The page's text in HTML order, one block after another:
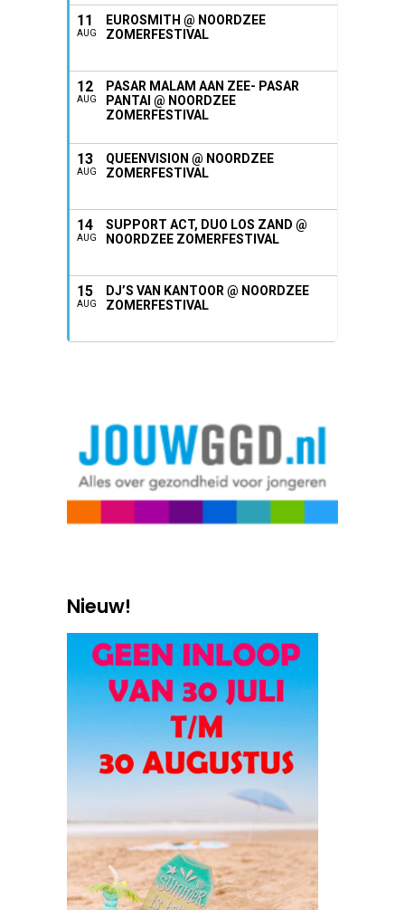
11
AUG
EUROSMITH @ NOORDZEE
ZOMERFESTIVAL
12
AUG
PASAR MALAM AAN ZEE- PASAR
PANTAI @ NOORDZEE
ZOMERFESTIVAL
13
AUG
QUEENVISION @ NOORDZEE
ZOMERFESTIVAL
14
AUG
SUPPORT ACT, DUO LOS ZAND @
NOORDZEE ZOMERFESTIVAL
15
AUG
DJ’S VAN KANTOOR @ NOORDZEE
ZOMERFESTIVAL
Nieuw!